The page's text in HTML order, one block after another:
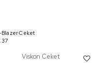
Ceket
Viskon Ceket